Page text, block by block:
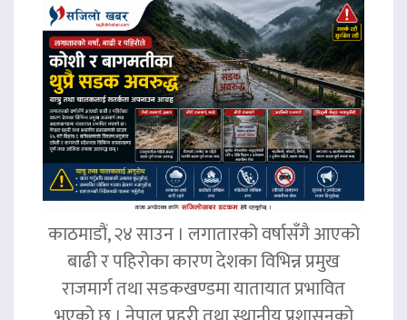
काठमाडौं, २४ साउन । लगातारको वर्षासँगै आएको
बाढी र पहिरोका कारण देशका विभिन्न प्रमुख
राजमार्ग तथा सडकखण्डमा यातायात प्रभावित